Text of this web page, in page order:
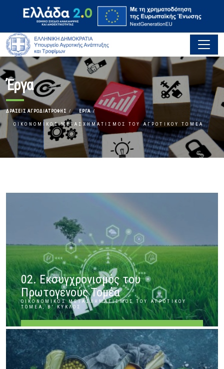
Έργα
ΔΡΆΣΕΙΣ ΑΓΡΟΔΙΑΤΡΟΦΉΣ ΈΡΓΑ
ΟΙΚΟΝΟΜΙΚΌΣ ΜΕΤΑΣΧΗΜΑΤΙΣΜΌΣ ΤΟΥ ΑΓΡΟΤΙΚΟΎ ΤΟΜΈΑ
02. Εκσυγχρονισμός του
Πρωτογενούς Τομέα
ΟΙΚΟΝΟΜΙΚΌΣ ΜΕΤΑΣΧΗΜΑΤΙΣΜΌΣ ΤΟΥ ΑΓΡΟΤΙΚΟΎ
ΤΟΜΈΑ, Β' ΚΎΚΛΟΣ
ΠΕΡΙΣΣΌΤΕΡΑ